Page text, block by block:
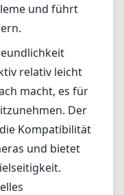
und führt
relativ leicht
macht, es für
Der
Kompatibilität
und bietet